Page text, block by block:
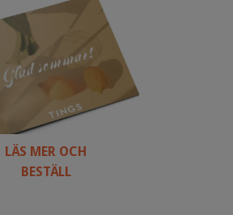
LÄS MER OCH
BESTÄLL